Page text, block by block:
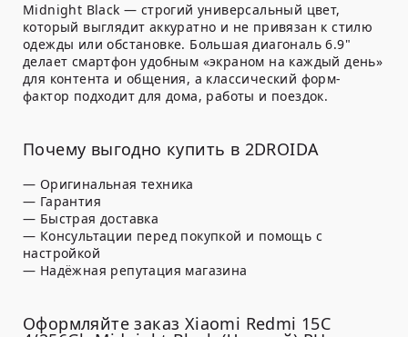
Midnight Black — строгий универсальный цвет,
который выглядит аккуратно и не привязан к стилю
одежды или обстановке. Большая диагональ 6.9"
делает смартфон удобным «экраном на каждый день»
для контента и общения, а классический форм-
фактор подходит для дома, работы и поездок.
Почему выгодно купить в 2DROIDA
— Оригинальная техника
— Гарантия
— Быстрая доставка
— Консультации перед покупкой и помощь с
настройкой
— Надёжная репутация магазина
Оформляйте заказ Xiaomi Redmi 15C